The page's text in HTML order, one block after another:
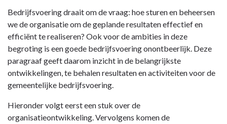
Terug
naar
navigatie
Paragraaf
Bedrijfsvoering
Wat
Bedrijfsvoering draait om de vraag: hoe sturen en beheersen
we de organisatie om de geplande resultaten effectief en
efficiënt te realiseren? Ook voor de ambities in deze
begroting is een goede bedrijfsvoering onontbeerlijk. Deze
paragraaf geeft daarom inzicht in de belangrijkste
ontwikkelingen, te behalen resultaten en activiteiten voor de
gemeentelijke bedrijfsvoering.
Hieronder volgt eerst een stuk over de
organisatieontwikkeling. Vervolgens komen de